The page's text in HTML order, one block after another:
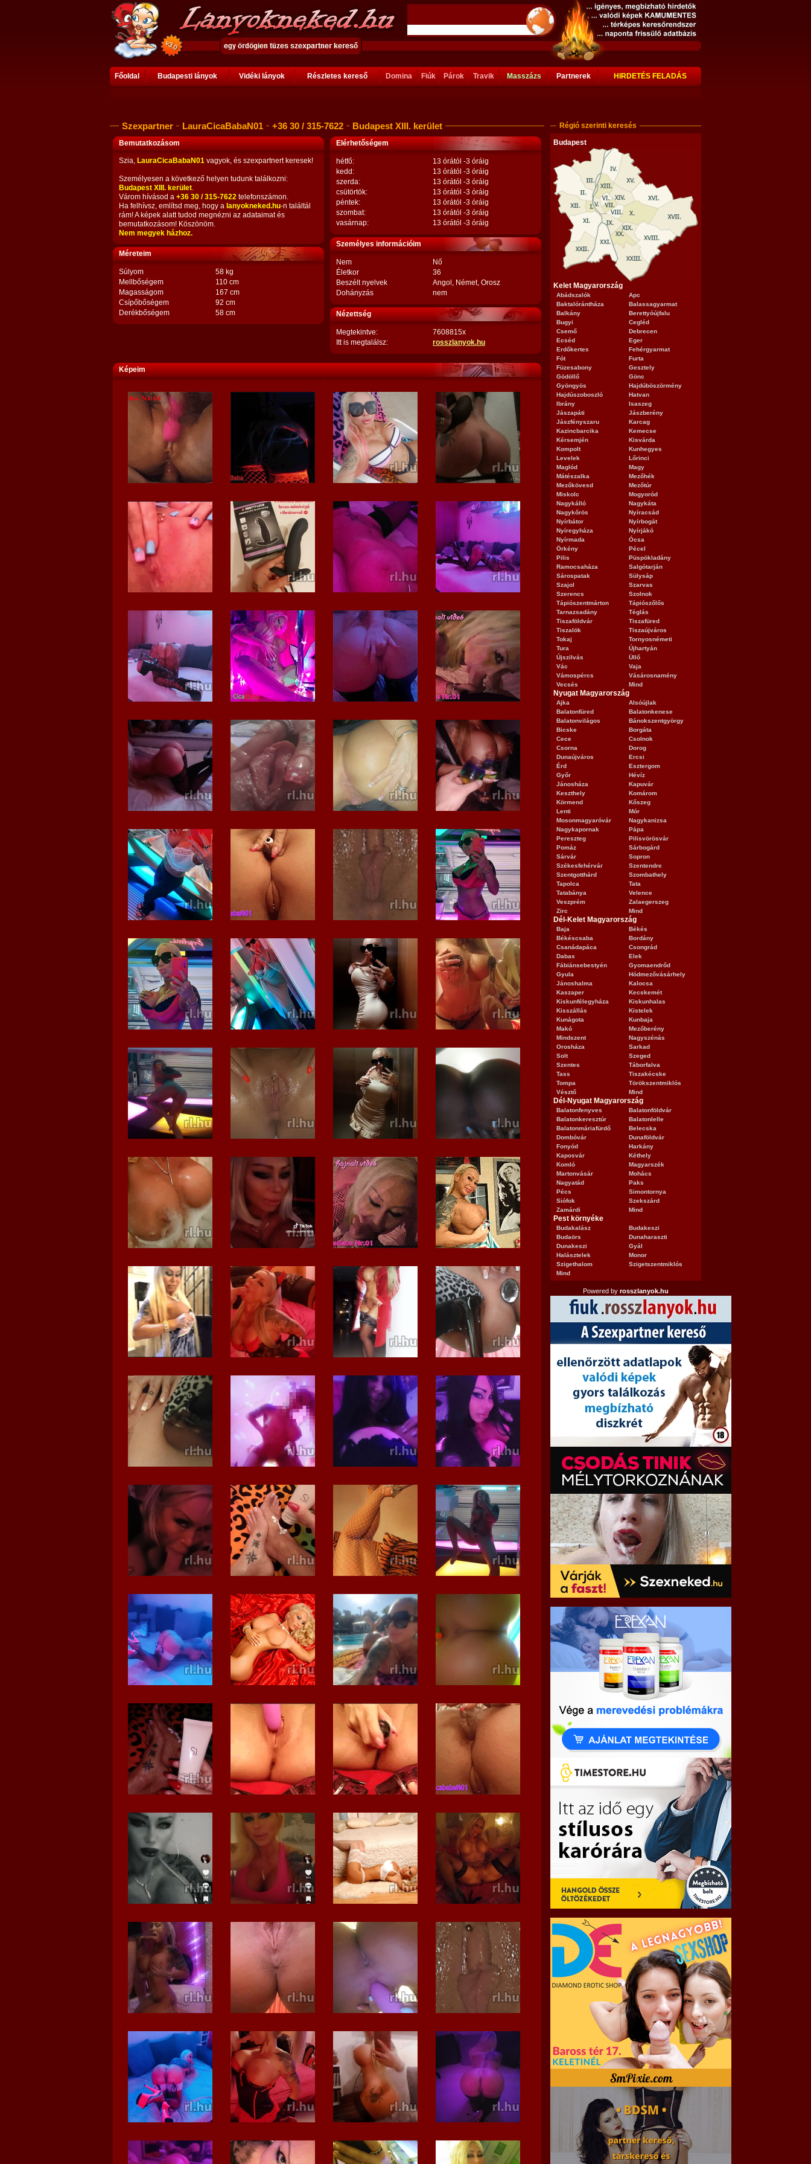
Főoldal Budapesti lányok Vidéki lányok Részletes kereső Domina Fiúk Párok Travik Masszázs Partnerek HIRDETÉS FELADÁS
Szexpartner LauraCicaBabaN01 +36 30 / 315-7622 Budapest XIII. kerület
Bemutatkozásom
Szia, LauraCicaBabaN01 vagyok, és szexpartnert keresek!
Személyesen a következő helyen tudunk találkozni:
Budapest XIII. kerület.
Várom hívásod a +36 30 / 315-7622 telefonszámon.
Ha felhívsz, említsd meg, hogy a lanyokneked.hu-n találtál
rám! A képek alatt tudod megnézni az adataimat és
bemutatkozásom! Köszönöm.
Nem megyek házhoz.
Méreteim
Súlyom
58 kg
Mellbőségem
110 cm
Magasságom
167 cm
Csípőbőségem
92 cm
Derékbőségem
58 cm
Elérhetőségem
hétfő:
13 órától -3 óráig
kedd:
13 órától -3 óráig
szerda:
13 órától -3 óráig
csütörtök:
13 órától -3 óráig
péntek:
13 órától -3 óráig
szombat:
13 órától -3 óráig
vasárnap:
13 órától -3 óráig
Személyes információim
Nem
Nő
Életkor
36
Beszélt nyelvek
Angol, Német, Orosz
Dohányzás
nem
Nézettség
Megtekintve:
7608815x
Itt is megtalálsz:
rosszlanyok.hu
Képeim
Régió szerinti keresés
Budapest
Kelet Magyarország
Abádszalók
Apc
Baktalórántháza
Balassagyarmat
Balkány
Berettyóújfalu
Bugyi
Cegléd
Csemő
Debrecen
Ecséd
Eger
Erdőkertes
Fehérgyarmat
Fót
Furta
Füzesabony
Gesztely
Gödöllő
Gönc
Gyöngyös
Hajdúböszörmény
Hajdúszoboszló
Hatvan
Ibrány
Isaszeg
Jászapáti
Jászberény
Jászfényszaru
Karcag
Kazincbarcika
Kemecse
Kérsemjén
Kisvárda
Kompolt
Kunhegyes
Levelek
Lőrinci
Maglód
Magy
Mátészalka
Mezőhék
Mezőkövesd
Mezőtúr
Miskolc
Mogyoród
Nagykálló
Nagykáta
Nagykőrös
Nyíracsád
Nyírbátor
Nyírbogát
Nyíregyháza
Nyírjákó
Nyírmada
Ócsa
Örkény
Pécel
Pilis
Püspökladány
Ramocsaháza
Salgótarján
Sárospatak
Sülysáp
Szajol
Szarvas
Szerencs
Szolnok
Tápiószentmárton
Tápiószőlős
Tarnazsadány
Téglás
Tiszaföldvár
Tiszafüred
Tiszalök
Tiszaújváros
Tokaj
Tornyosnémeti
Tura
Újhartyán
Újszilvás
Üllő
Vác
Vaja
Vámospércs
Vásárosnamény
Vecsés
Mind
Nyugat Magyarország
Ajka
Alsóújlak
Balatonfüred
Balatonkenese
Balatonvilágos
Bánokszentgyörgy
Bicske
Borgáta
Cece
Csolnok
Csorna
Dorog
Dunaújváros
Ercsi
Érd
Esztergom
Győr
Hévíz
Jánosháza
Kapuvár
Keszthely
Komárom
Körmend
Kőszeg
Lenti
Mór
Mosonmagyaróvár
Nagykanizsa
Nagykapornak
Pápa
Pereszteg
Pilisvörösvár
Pomáz
Sárbogárd
Sárvár
Sopron
Székesfehérvár
Szentendre
Szentgotthárd
Szombathely
Tapolca
Tata
Tatabánya
Velence
Veszprém
Zalaegerszeg
Zirc
Mind
Dél-Kelet Magyarország
Baja
Békés
Békéscsaba
Bordány
Csanádapáca
Csongrád
Dabas
Elek
Fábiánsebestyén
Gyomaendrőd
Gyula
Hódmezővásárhely
Jánoshalma
Kalocsa
Kaszaper
Kecskemét
Kiskunfélegyháza
Kiskunhalas
Kisszállás
Kistelek
Kunágota
Kunbaja
Makó
Mezőberény
Mindszent
Nagyszénás
Orosháza
Sarkad
Solt
Szeged
Szentes
Táborfalva
Tass
Tiszakécske
Tompa
Törökszentmiklós
Vésztő
Mind
Dél-Nyugat Magyarország
Balatonfenyves
Balatonföldvár
Balatonkeresztúr
Balatonlelle
Balatonmáriafürdő
Belecska
Dombóvár
Dunaföldvár
Fonyód
Harkány
Kaposvár
Kéthely
Komló
Magyarszék
Martonvásár
Mohács
Nagyatád
Paks
Pécs
Simontornya
Siófok
Szekszárd
Zamárdi
Mind
Pest környéke
Budakalász
Budakeszi
Budaörs
Dunaharaszti
Dunakeszi
Gyál
Halásztelek
Monor
Szigethalom
Szigetszentmiklós
Mind
Powered by rosszlanyok.hu